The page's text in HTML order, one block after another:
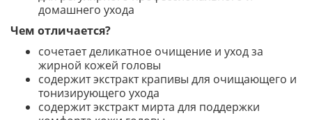
домашнего ухода
Чем отличается?
сочетает деликатное очищение и уход за
жирной кожей головы
содержит экстракт крапивы для очищающего и
тонизирующего ухода
содержит экстракт мирта для поддержки